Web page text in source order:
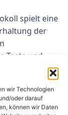
wir Technologien
oder darauf
können wir Daten
spielt eine
der
Tests und
die
behördliche
des